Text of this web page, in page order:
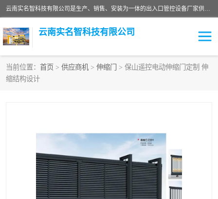
云南实名智科技有限公司是生产、销售、安装为一体的出入口管控设备厂家供应商。主营:电动伸缩门、道闸、广告道闸、重型空降闸、车牌识别、门禁通道、升降柱、岗亭、旗杆等智能设备。主营产品: 电动伸缩门,道闸门禁,车牌识别 生产、销售、安装为一体的出入口管控设备厂家源头供应商。
云南实名智科技有限公司
当前位置： 首页 > 供应商机 > 伸缩门
> 保山遥控电动伸缩门定制 伸
缩结构设计
车牌识别门系列
升降门系列 通道闸系列
小门系列 伸缩门